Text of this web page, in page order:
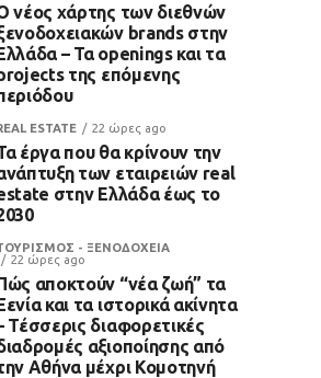
νέος χάρτης των διεθνών
brands στην
– Τα openings και τα
της επόμενης
ESTATE 22 ώρες ago
έργα που θα κρίνουν την
των εταιρειών real
στην Ελλάδα έως το
- ΞΕΝΟΔΟΧΕΙΑ
22 ώρες ago
αποκτούν “νέα ζωή” τα
και τα ιστορικά ακίνητα
Τέσσερις διαφορετικές
αξιοποίησης από
Αθήνα μέχρι Κομοτηνή